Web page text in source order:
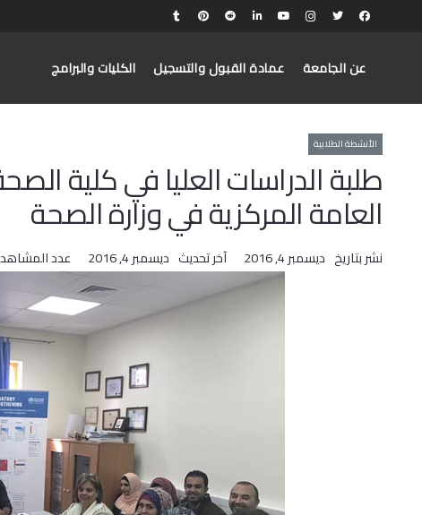
عن الجامعة عمادة القبول والتسجيل الكليات والبرامج
الأنشطة الطلابية
طلبة الدراسات العليا في كلية
العامة المركزية في وزارة الصحة
نشر بتاريخ ديسمبر 4, 2016 آخر تحديث ديسمبر 4, 2016 عدد